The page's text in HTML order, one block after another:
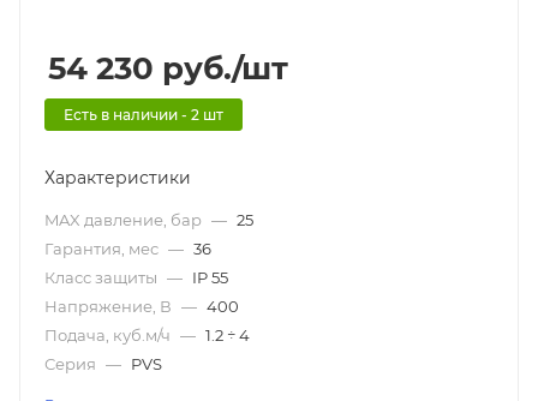
54 230 руб./шт
Есть в наличии - 2 шт
Характеристики
MAX давление, бар — 25
Гарантия, мес — 36
Класс защиты — IP 55
Напряжение, В — 400
Подача, куб.м/ч — 1.2 ÷ 4
Серия — PVS